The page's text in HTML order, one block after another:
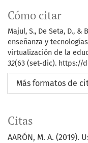
Cómo citar
Majul, S., De Seta, D., &
enseñanza y
virtualización de la
32(63 (set-dic). https://
Más formatos de
Citas
AARÓN, M. A.